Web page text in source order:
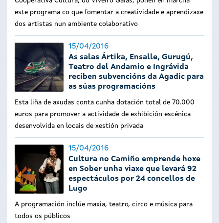
este programa co que fomentar a creatividade e aprendizaxe
dos artistas nun ambiente colaborativo
15/04/2016
As salas Ártika, Ensalle, Gurugú,
Teatro del Andamio e Ingrávida
reciben subvencións da Agadic para
as súas programacións
Esta liña de axudas conta cunha dotación total de 70.000
euros para promover a actividade de exhibición escénica
desenvolvida en locais de xestión privada
15/04/2016
Cultura no Camiño emprende hoxe
en Sober unha viaxe que levará 92
espectáculos por 24 concellos de
Lugo
A programación inclúe maxia, teatro, circo e música para
todos os públicos